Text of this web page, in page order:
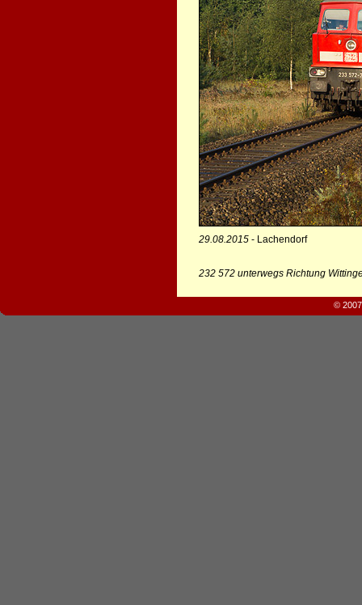
29.08.2015- Lachendorf
232 572 unterwegs Richtung
©